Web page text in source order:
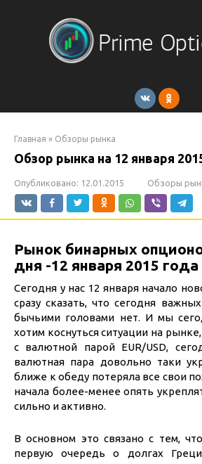
Главная » Обзоры рынка
Обзор рынка на 12 января
Опубликовано: 12.01.2015 Обзоры
Рынок бинарных
дня -12 января 2015 года
Сегодня у нас 12 января начало
сразу сказать, что сегодня
бычьими головами нет. И мы
хотим коснуться ситуации на
с валютной парой EUR/USD,
валютная пара довольно таки
ближе к обеду потеряла все свои
начала более-менее опять
сильно и активно.
В основном это связано с тем,
первую очередь о долгах